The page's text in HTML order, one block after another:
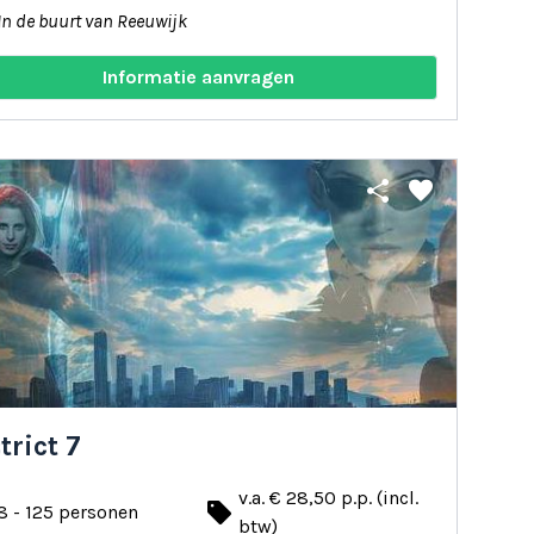
de buurt van Reeuwijk
Informatie aanvragen
share favorite
7
- 125 personen local_offer v.a. € 28,50 p.p. (incl.
btw)